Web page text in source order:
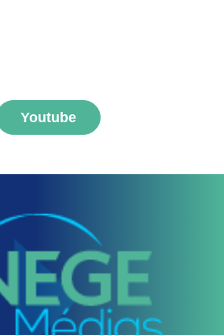
Youtube